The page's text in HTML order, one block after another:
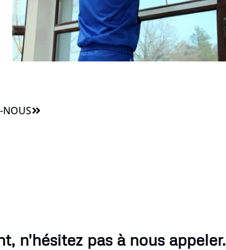
NOUS
n'hésitez pas à nous appeler.